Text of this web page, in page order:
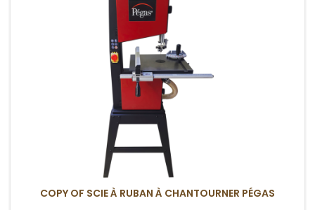
COPY OF SCIE À RUBAN À CHANTOURNER PÉGAS